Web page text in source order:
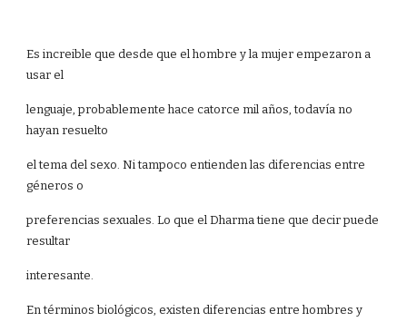
Es increible que desde que el hombre y la mujer empezaron a
usar el
lenguaje, probablemente hace catorce mil años, todavía no
hayan resuelto
el tema del sexo. Ni tampoco entienden las diferencias entre
géneros o
preferencias sexuales. Lo que el Dharma tiene que decir puede
resultar
interesante.
En términos biológicos, existen diferencias entre hombres y